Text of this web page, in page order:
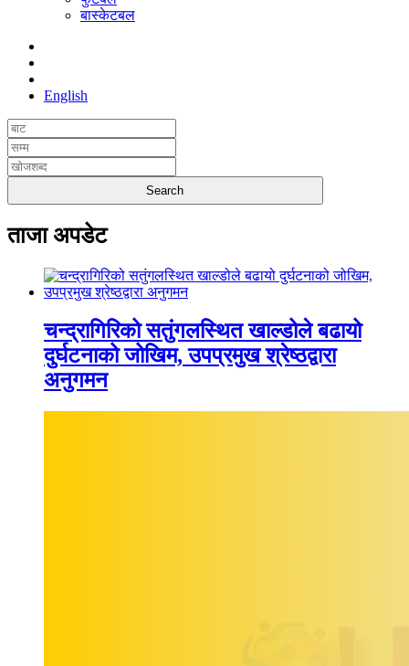
बास्केटबल
English
ताजा अपडेट
चन्द्रागिरिको सतुंगलस्थित खाल्डोले बढायो
दुर्घटनाको जोखिम, उपप्रमुख श्रेष्ठद्वारा
अनुगमन